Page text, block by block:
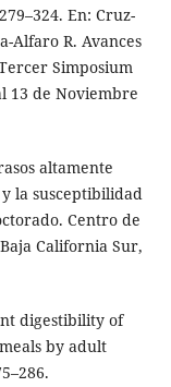
En: Cruz-
Alfaro R. Avances
Simposium
13 de Noviembre
altamente
la susceptibilidad
Centro de
California Sur,
digestibility of
by adult